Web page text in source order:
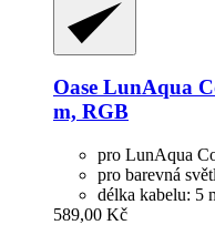
Oase LunAqua
m, RGB
pro LunAqua
pro barevná
délka kabelu: 5
589,00 Kč